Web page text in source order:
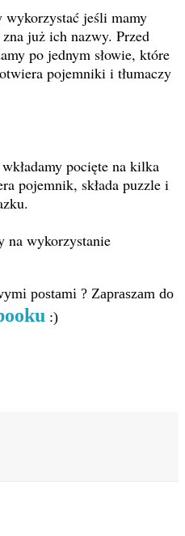
wykorzystać jeśli mamy
już ich nazwy. Przed
po jednym słowie, które
pojemniki i tłumaczy
pocięte na kilka
pojemnik, składa puzzle i
na wykorzystanie
postami ? Zapraszam do
:)